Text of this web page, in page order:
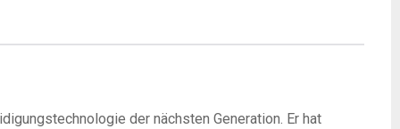
der nächsten Generation. Er hat